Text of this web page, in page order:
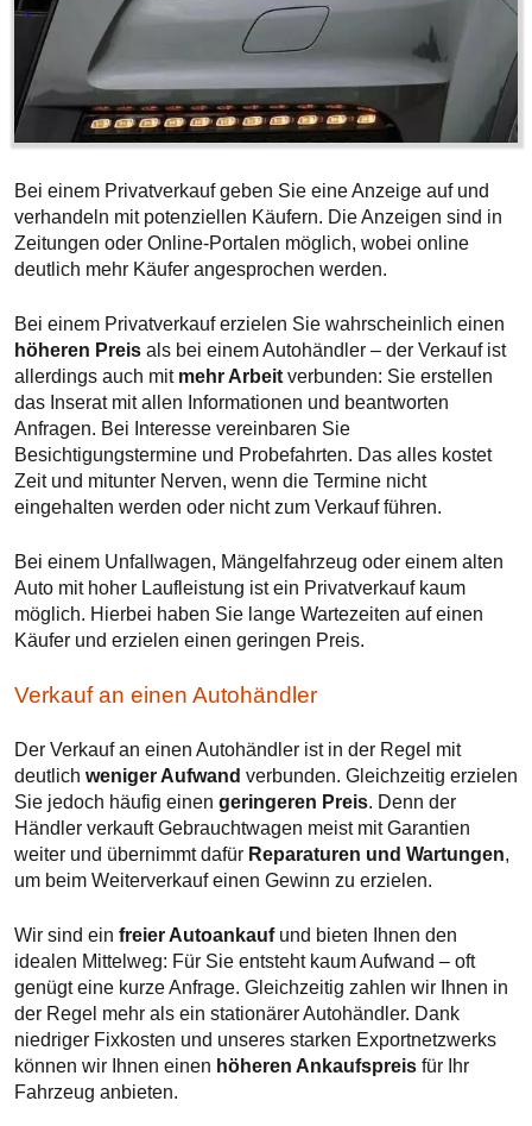
Bei einem Privatverkauf geben Sie eine Anzeige auf und
verhandeln mit potenziellen Käufern. Die Anzeigen sind in
Zeitungen oder Online-Portalen möglich, wobei online
deutlich mehr Käufer angesprochen werden.
Bei einem Privatverkauf erzielen Sie wahrscheinlich einen
höheren Preis als bei einem Autohändler – der Verkauf ist
allerdings auch mit mehr Arbeit verbunden: Sie erstellen
das Inserat mit allen Informationen und beantworten
Anfragen. Bei Interesse vereinbaren Sie
Besichtigungstermine und Probefahrten. Das alles kostet
Zeit und mitunter Nerven, wenn die Termine nicht
eingehalten werden oder nicht zum Verkauf führen.
Bei einem Unfallwagen, Mängelfahrzeug oder einem alten
Auto mit hoher Laufleistung ist ein Privatverkauf kaum
möglich. Hierbei haben Sie lange Wartezeiten auf einen
Käufer und erzielen einen geringen Preis.
Verkauf an einen Autohändler
Der Verkauf an einen Autohändler ist in der Regel mit
deutlich weniger Aufwand verbunden. Gleichzeitig erzielen
Sie jedoch häufig einen geringeren Preis. Denn der
Händler verkauft Gebrauchtwagen meist mit Garantien
weiter und übernimmt dafür Reparaturen und Wartungen,
um beim Weiterverkauf einen Gewinn zu erzielen.
Wir sind ein freier Autoankaufund bieten Ihnen den
idealen Mittelweg: Für Sie entsteht kaum Aufwand – oft
genügt eine kurze Anfrage. Gleichzeitig zahlen wir Ihnen in
der Regel mehr als ein stationärer Autohändler. Dank
niedriger Fixkosten und unseres starken Exportnetzwerks
können wir Ihnen einen höheren Ankaufspreis für Ihr
Fahrzeug anbieten.